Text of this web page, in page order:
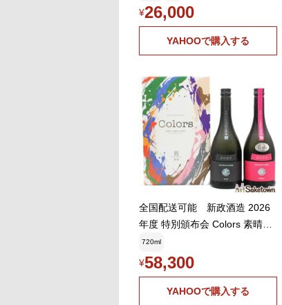
新政酒造 東北 秋田県 やまぶき
火入 フルーティー 日本酒
¥26,000
YAHOOで購入する
全国配送可能 新政酒造 2026
年度 特別頒布会 Colors 素晴ら
しき酒米の世界III 5月 Cosmos
コスモス 秋櫻 Ash アッシュ 水
墨 2025 日本酒 13% 720ml 箱
720ml
¥58,300
YAHOOで購入する